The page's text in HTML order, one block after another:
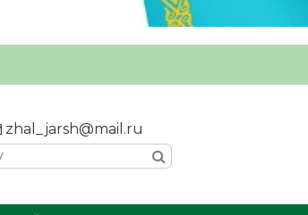
zhal_jarsh@mail.ru